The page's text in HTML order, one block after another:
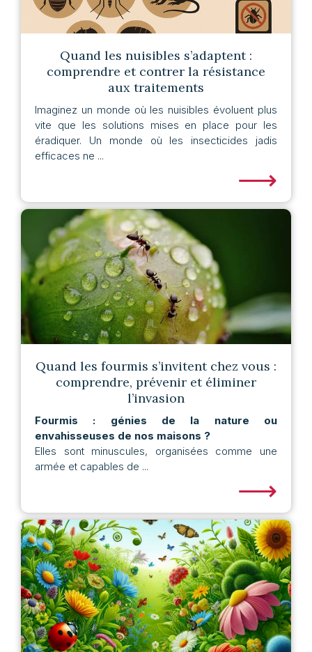
Quand les nuisibles s’adaptent :
comprendre et contrer la résistance
aux traitements
Imaginez un monde où les nuisibles évoluent plus
vite que les solutions mises en place pour les
éradiquer. Un monde où les insecticides jadis
efficaces ne ...
⟶
Quand les fourmis s’invitent chez vous :
comprendre, prévenir et éliminer
l’invasion
Fourmis : génies de la nature ou
envahisseuses de nos maisons ?
Elles sont minuscules, organisées comme une
armée et capables de ...
⟶